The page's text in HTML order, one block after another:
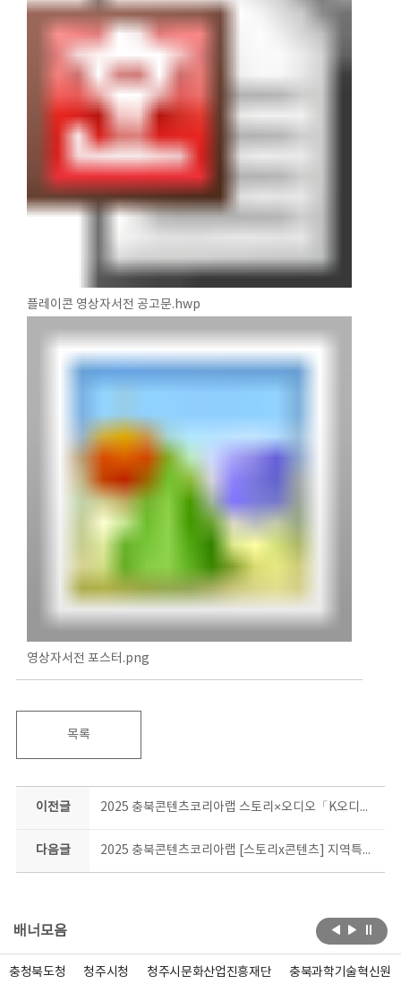
플레이콘 영상자서전 공고문.hwp
영상자서전 포스터.png
목록
이전글 2025 충북콘텐츠코리아랩 스토리×오디오「K오디오드라마 콘텐츠 제작지원사업」 공고
다음글 2025 충북콘텐츠코리아랩 [스토리x콘텐츠] 지역특화 스토리 콘텐츠 특강 참가자 모집
배너모음
충청북도청 청주시청 청주시문화산업진흥재단 충북과학기술혁신원